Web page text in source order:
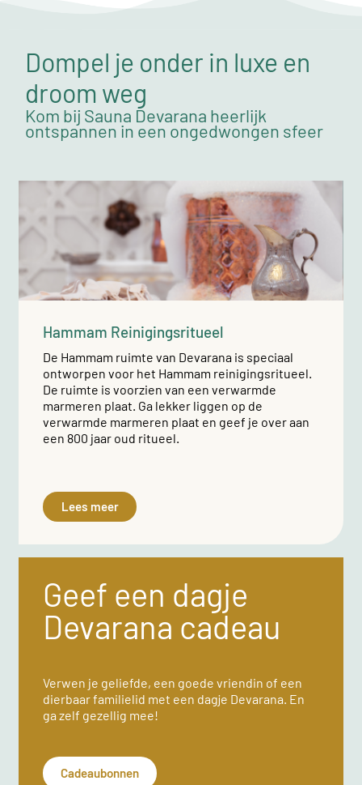
Dompel je onder in luxe en
droom weg
Kom bij Sauna Devarana heerlijk
ontspannen in een ongedwongen sfeer
Hammam Reinigingsritueel
De Hammam ruimte van Devarana is speciaal
ontworpen voor het Hammam reinigingsritueel.
De ruimte is voorzien van een verwarmde
marmeren plaat. Ga lekker liggen op de
verwarmde marmeren plaat en geef je over aan
een 800 jaar oud ritueel.
Lees meer
Geef een dagje
Devarana cadeau
Verwen je geliefde, een goede vriendin of een
dierbaar familielid met een dagje Devarana. En
ga zelf gezellig mee!
Cadeaubonnen